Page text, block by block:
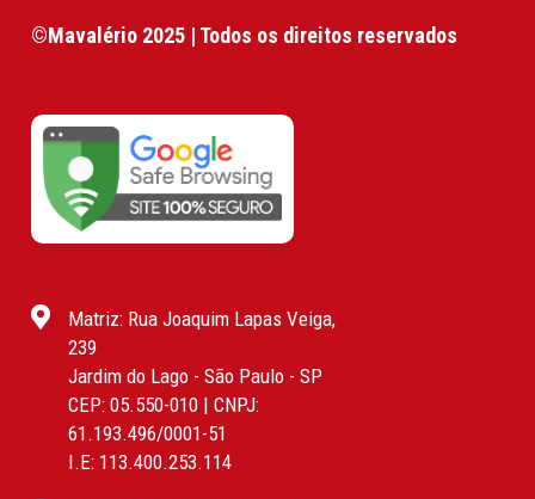
©Mavalério 2025 | Todos os direitos reservados
Matriz: Rua Joaquim Lapas Veiga,
239
Jardim do Lago - São Paulo - SP
CEP: 05.550-010 | CNPJ:
61.193.496/0001-51
I.E: 113.400.253.114